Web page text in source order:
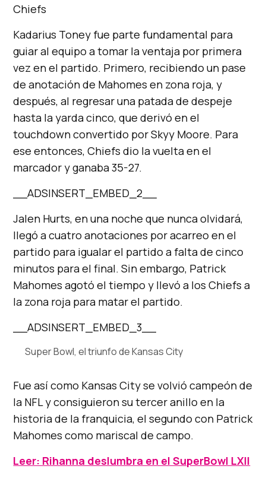
Chiefs
Kadarius Toney fue parte fundamental para
guiar al equipo a tomar la ventaja por primera
vez en el partido. Primero, recibiendo un pase
de anotación de Mahomes en zona roja, y
después, al regresar una patada de despeje
hasta la yarda cinco, que derivó en el
touchdown convertido por Skyy Moore. Para
ese entonces, Chiefs dio la vuelta en el
marcador y ganaba 35-27.
__ADSINSERT_EMBED_2__
Jalen Hurts, en una noche que nunca olvidará,
llegó a cuatro anotaciones por acarreo en el
partido para igualar el partido a falta de cinco
minutos para el final. Sin embargo, Patrick
Mahomes agotó el tiempo y llevó a los Chiefs a
la zona roja para matar el partido.
__ADSINSERT_EMBED_3__
Super Bowl, el triunfo de Kansas City
Fue así como Kansas City se volvió campeón de
la NFL y consiguieron su tercer anillo en la
historia de la franquicia, el segundo con Patrick
Mahomes como mariscal de campo.
Leer: Rihanna deslumbra en el SuperBowl LXII